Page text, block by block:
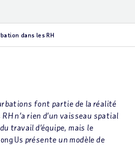
dans les RH
font partie de la réalité
n’a rien d’un vaisseau spatial
travail d’équipe, mais le
Us présente un modèle de